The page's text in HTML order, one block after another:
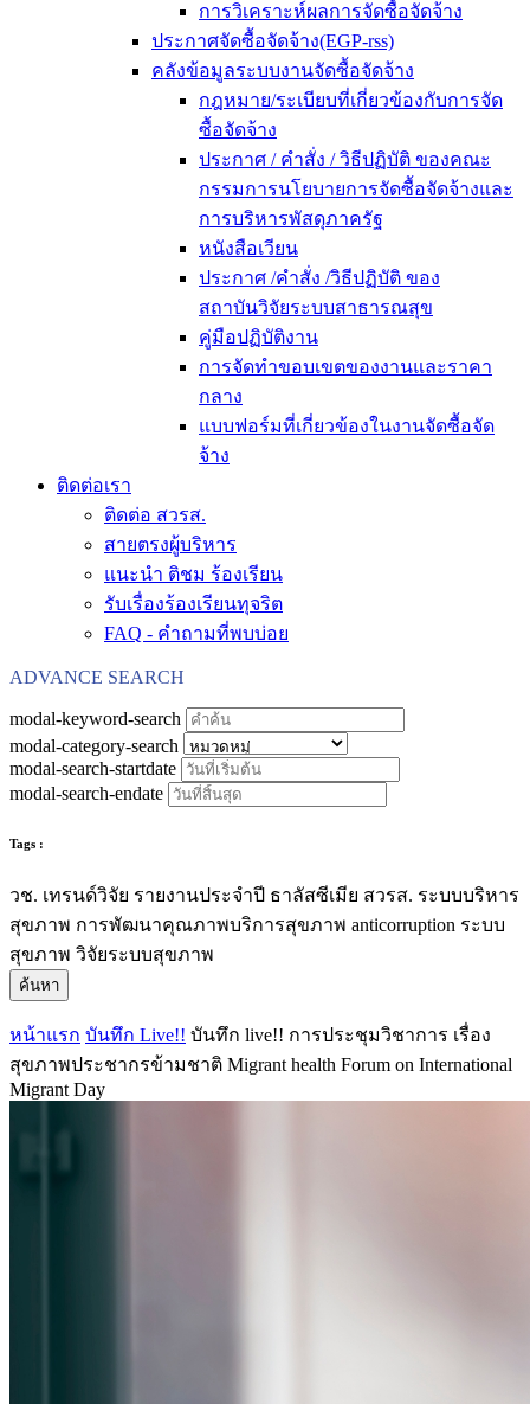
การวิเคราะห์ผลการจัดซื้อจัดจ้าง
ประกาศจัดซื้อจัดจ้าง(EGP-rss)
คลังข้อมูลระบบงานจัดซื้อจัดจ้าง
กฎหมาย/ระเบียบที่เกี่ยวข้องกับการจัด
ซื้อจัดจ้าง
ประกาศ / คำสั่ง / วิธีปฏิบัติ ของคณะ
กรรมการนโยบายการจัดซื้อจัดจ้างและ
การบริหารพัสดุภาครัฐ
หนังสือเวียน
ประกาศ /คำสั่ง /วิธีปฏิบัติ ของ
สถาบันวิจัยระบบสาธารณสุข
คู่มือปฏิบัติงาน
การจัดทำขอบเขตของงานและราคา
กลาง
แบบฟอร์มที่เกี่ยวข้องในงานจัดซื้อจัด
จ้าง
ติดต่อเรา
ติดต่อ สวรส.
สายตรงผู้บริหาร
แนะนำ ติชม ร้องเรียน
รับเรื่องร้องเรียนทุจริต
FAQ - คำถามที่พบบ่อย
ADVANCE SEARCH
modal-keyword-search
modal-category-search
modal-search-startdate
modal-search-endate
Tags :
วช. เทรนด์วิจัย รายงานประจำปี ธาลัสซีเมีย สวรส. ระบบบริหาร
สุขภาพ การพัฒนาคุณภาพบริการสุขภาพ anticorruption ระบบ
สุขภาพ วิจัยระบบสุขภาพ
ค้นหา
หน้าแรก บันทึก Live!! บันทึก live!! การประชุมวิชาการ เรื่อง
สุขภาพประชากรข้ามชาติ Migrant health Forum on International
Migrant Day